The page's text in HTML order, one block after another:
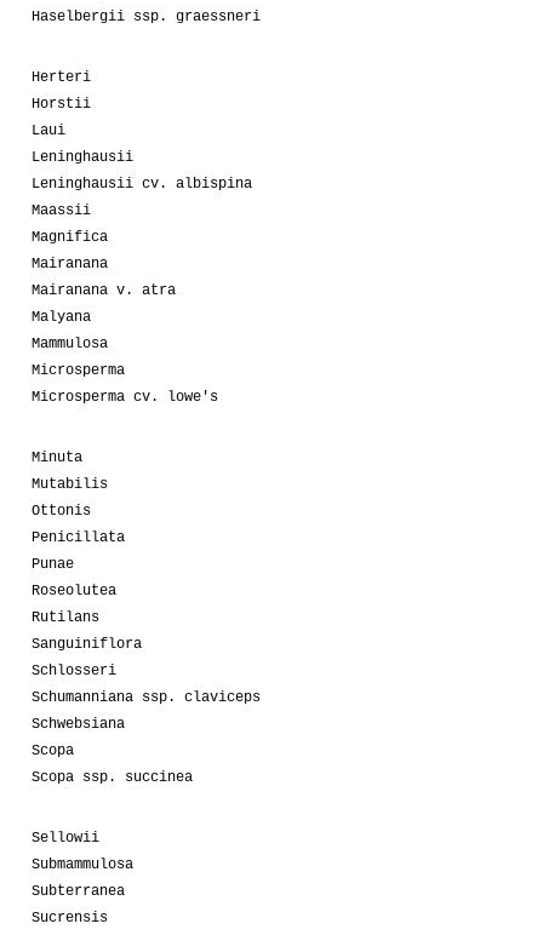
Haselbergii ssp. graessneri
Herteri
Horstii
Laui
Leninghausii
Leninghausii cv. albispina
Maassii
Magnifica
Mairanana
Mairanana v. atra
Malyana
Mammulosa
Microsperma
Microsperma cv. lowe's
Minuta
Mutabilis
Ottonis
Penicillata
Punae
Roseolutea
Rutilans
Sanguiniflora
Schlosseri
Schumanniana ssp. claviceps
Schwebsiana
Scopa
Scopa ssp. succinea
Sellowii
Submammulosa
Subterranea
Sucrensis